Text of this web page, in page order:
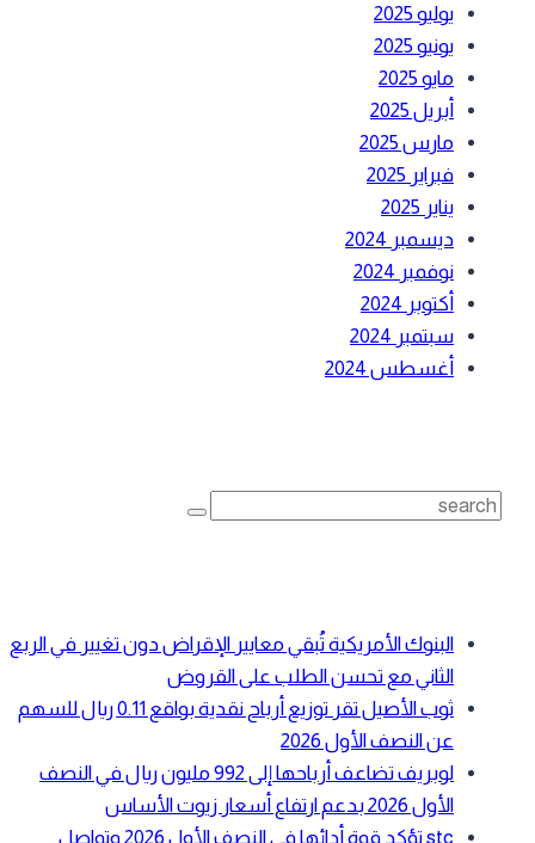
يوليو 2025
يونيو 2025
مايو 2025
أبريل 2025
مارس 2025
فبراير 2025
يناير 2025
ديسمبر 2024
نوفمبر 2024
أكتوبر 2024
سبتمبر 2024
أغسطس 2024
Search
البنوك الأمريكية تُبقي معايير الإقراض دون تغيير في الربع
الثاني مع تحسن الطلب على القروض
ثوب الأصيل تقر توزيع أرباح نقدية بواقع 0.11 ريال للسهم
عن النصف الأول 2026
لوبريف تضاعف أرباحها إلى 992 مليون ريال في النصف
الأول 2026 بدعم ارتفاع أسعار زيوت الأساس
stc تؤكد قوة أدائها في النصف الأول 2026 وتواصل